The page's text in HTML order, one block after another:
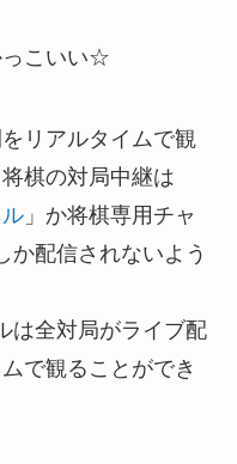
っこいい☆
リアルタイムで観
棋の対局中継は
」か将棋専用チャ
か配信されないよう
は全対局がライブ配
で観ることができ